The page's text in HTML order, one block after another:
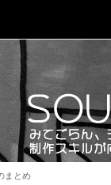
まとめ